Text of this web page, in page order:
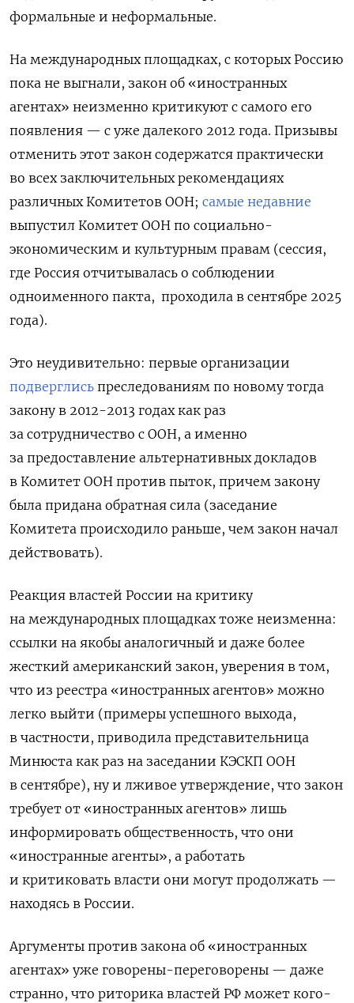
формальные и неформальные.
На международных площадках, с которых Россию
пока не выгнали, закон об «иностранных
агентах» неизменно критикуют с самого его
появления — с уже далекого 2012 года. Призывы
отменить этот закон содержатся практически
во всех заключительных рекомендациях
различных Комитетов ООН; самые недавние
выпустил Комитет ООН по социально-
экономическим и культурным правам (сессия,
где Россия отчитывалась о соблюдении
одноименного пакта, проходила в сентябре 2025
года).
Это неудивительно: первые организации
подверглись преследованиям по новому тогда
закону в 2012-2013 годах как раз
за сотрудничество с ООН, а именно
за предоставление альтернативных докладов
в Комитет ООН против пыток, причем закону
была придана обратная сила (заседание
Комитета происходило раньше, чем закон начал
действовать).
Реакция властей России на критику
на международных площадках тоже неизменна:
ссылки на якобы аналогичный и даже более
жесткий американский закон, уверения в том,
что из реестра «иностранных агентов» можно
легко выйти (примеры успешного выхода,
в частности, приводила представительница
Минюста как раз на заседании КЭСКП ООН
в сентябре), ну и лживое утверждение, что закон
требует от «иностранных агентов» лишь
информировать общественность, что они
«иностранные агенты», а работать
и критиковать власти они могут продолжать —
находясь в России.
Аргументы против закона об «иностранных
агентах» уже говорены-переговорены — даже
странно, что риторика властей РФ может кого-